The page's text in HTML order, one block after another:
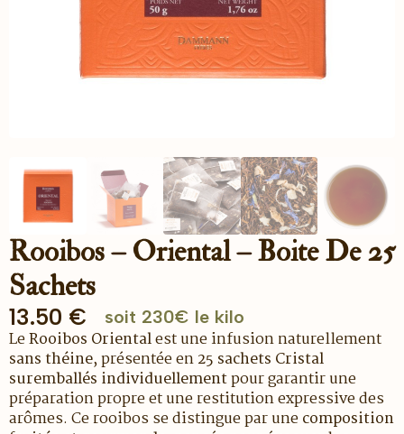
Rooibos – Oriental – Boite De 25
Sachets
13.50 € soit 230€ le kilo
LeRooibos Orientalest une infusion naturellement
sans théine, présentée en25 sachets Cristal
suremballés individuellementpour garantir une
préparation propre et une restitution expressive des
arômes. Ce rooibos se distingue par unecomposition